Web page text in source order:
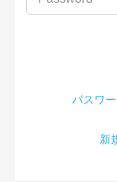
パスワ
新